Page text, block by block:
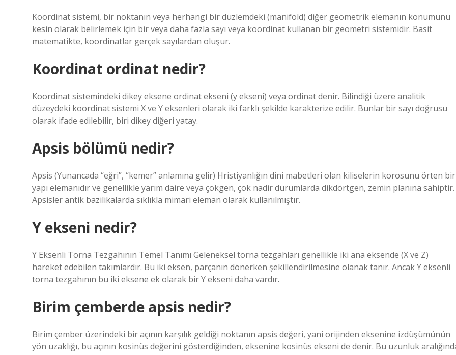
Koordinat sistemi, bir noktanın veya herhangi bir düzlemdeki (manifold) diğer geometrik elemanın konumunu
kesin olarak belirlemek için bir veya daha fazla sayı veya koordinat kullanan bir geometri sistemidir. Basit
matematikte, koordinatlar gerçek sayılardan oluşur.
Koordinat ordinat nedir?
Koordinat sistemindeki dikey eksene ordinat ekseni (y ekseni) veya ordinat denir. Bilindiği üzere analitik
düzeydeki koordinat sistemi X ve Y eksenleri olarak iki farklı şekilde karakterize edilir. Bunlar bir sayı doğrusu
olarak ifade edilebilir, biri dikey diğeri yatay.
Apsis bölümü nedir?
Apsis (Yunancada “eğri”, “kemer” anlamına gelir) Hristiyanlığın dini mabetleri olan kiliselerin korosunu örten bir
yapı elemanıdır ve genellikle yarım daire veya çokgen, çok nadir durumlarda dikdörtgen, zemin planına sahiptir.
Apsisler antik bazilikalarda sıklıkla mimari eleman olarak kullanılmıştır.
Y ekseni nedir?
Y Eksenli Torna Tezgahının Temel Tanımı Geleneksel torna tezgahları genellikle iki ana eksende (X ve Z)
hareket edebilen takımlardır. Bu iki eksen, parçanın dönerken şekillendirilmesine olanak tanır. Ancak Y eksenli
torna tezgahının bu iki eksene ek olarak bir Y ekseni daha vardır.
Birim çemberde apsis nedir?
Birim çember üzerindeki bir açının karşılık geldiği noktanın apsis değeri, yani orijinden eksenine izdüşümünün
yön uzaklığı, bu açının kosinüs değerini gösterdiğinden, eksenine kosinüs ekseni de denir. Bu uzunluk